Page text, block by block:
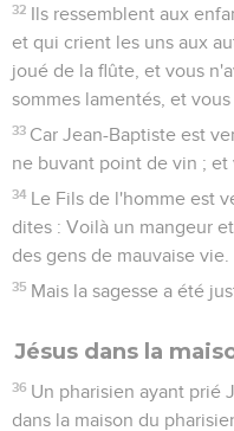
32 Ils ressemblent aux
et qui crient les uns aux
joué de la flûte, et vous
sommes lamentés, et
33 Car Jean-Baptiste est
ne buvant point de vin ; et
34 Le Fils de l'homme est
dites : Voilà un mangeur
des gens de mauvaise vie.
35 Mais la sagesse a été
Jésus dans la
36 Un pharisien ayant prié
dans la maison du